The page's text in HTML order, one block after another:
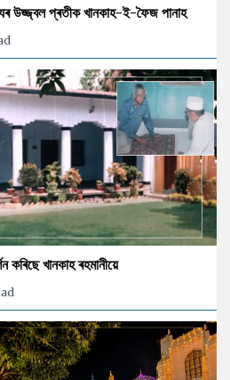
উজ্জ্বল প্ৰতীক খানকাহ-ই-ফৈজ পানাহ
কৰিছে খানকাহ ৰহমানীয়ে